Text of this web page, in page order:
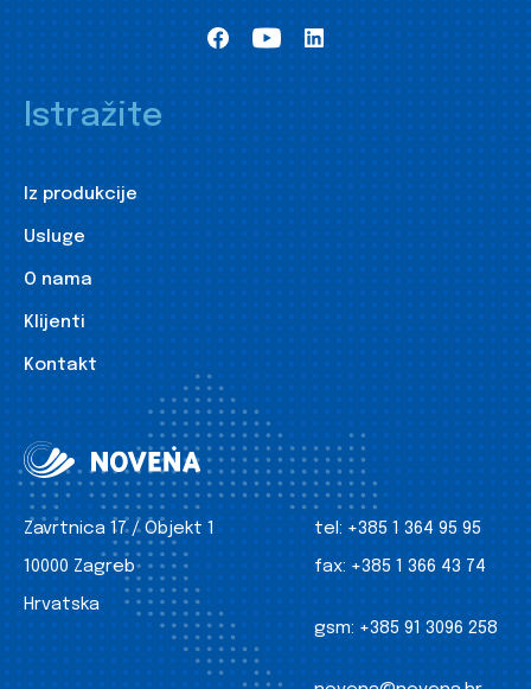
Istražite
Iz produkcije
Usluge
O nama
Klijenti
Kontakt
Zavrtnica 17 / Objekt 1
10000 Zagreb
Hrvatska
tel: +385 1 364 95 95
fax: +385 1 366 43 74
gsm: +385 91 3096 258